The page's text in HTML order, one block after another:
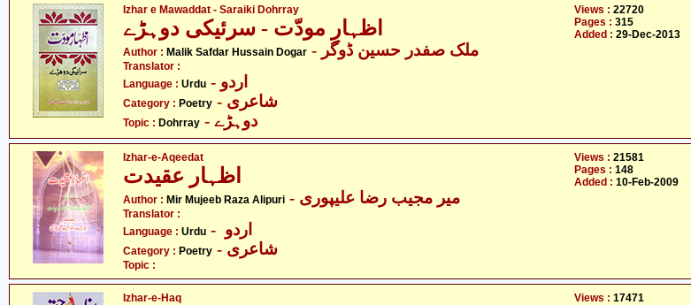
Izhar e Mawaddat - Saraiki Dohrray
اظہارِ مودّت - سرئیکی دوہڑے
Author : Malik Safdar Hussain Dogar - ملک صفدر حسین ڈوگر
Translator :
Language : Urdu - اردو
Category : Poetry - شاعری
Topic : Dohrray - دوہڑے
Views : 22720
Pages : 315
Added : 29-Dec-2013
Izhar-e-Aqeedat
اظہار عقیدت
Author : Mir Mujeeb Raza Alipuri - میر مجیب رضا علیپوری
Translator :
Language : Urdu
Category : Poetry - شاعری
Topic :
Views : 21581
Pages : 148
Added : 10-Feb-2009
Izhar-e-Haq Views : 17471